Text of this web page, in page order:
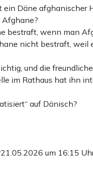
ein Däne afghanischer
Afghane?
bestraft, wenn man
nicht bestraft, weil
und die
im Rathaus hat ihn
auf Dänisch?
21.05.2026 um 16:15